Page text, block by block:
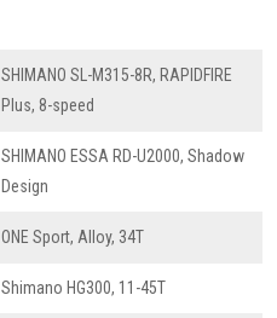
SHIMANO SL-M315-8R, RAPIDFIRE
Plus, 8-speed
SHIMANO ESSA RD-U2000, Shadow
Design
ONE Sport, Alloy, 34T
Shimano HG300, 11-45T